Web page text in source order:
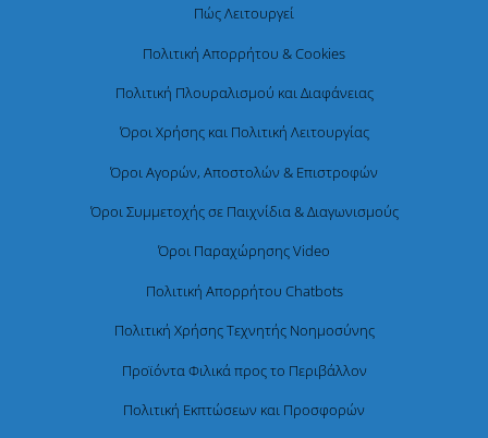
Πώς Λειτουργεί
Πολιτική Απορρήτου & Cookies
Πολιτική Πλουραλισμού και Διαφάνειας
Όροι Χρήσης και Πολιτική Λειτουργίας
Όροι Αγορών, Αποστολών & Επιστροφών
Όροι Συμμετοχής σε Παιχνίδια & Διαγωνισμούς
Όροι Παραχώρησης Video
Πολιτική Απορρήτου Chatbots
Πολιτική Χρήσης Τεχνητής Νοημοσύνης
Προϊόντα Φιλικά προς το Περιβάλλον
Πολιτική Εκπτώσεων και Προσφορών